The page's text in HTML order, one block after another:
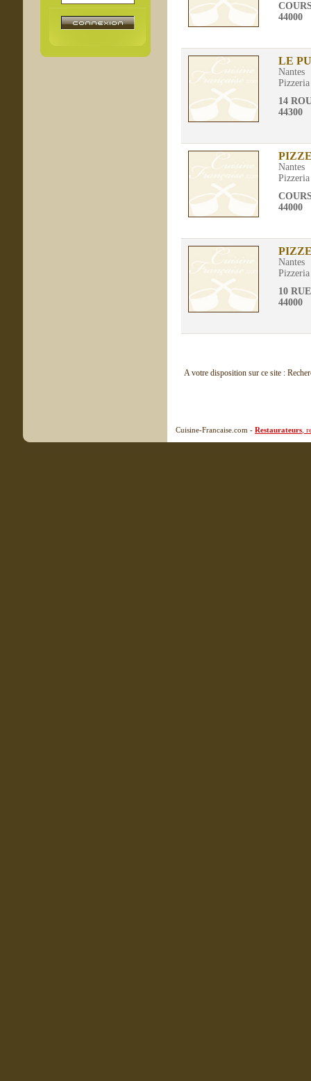
44000
LE
Nantes
Pizzeria
14
44300
Nantes
Pizzeria
44000
Nantes
Pizzeria
10
44000
A votre disposition sur ce site :
Cuisine-Francaise.com - Restaurateurs ,